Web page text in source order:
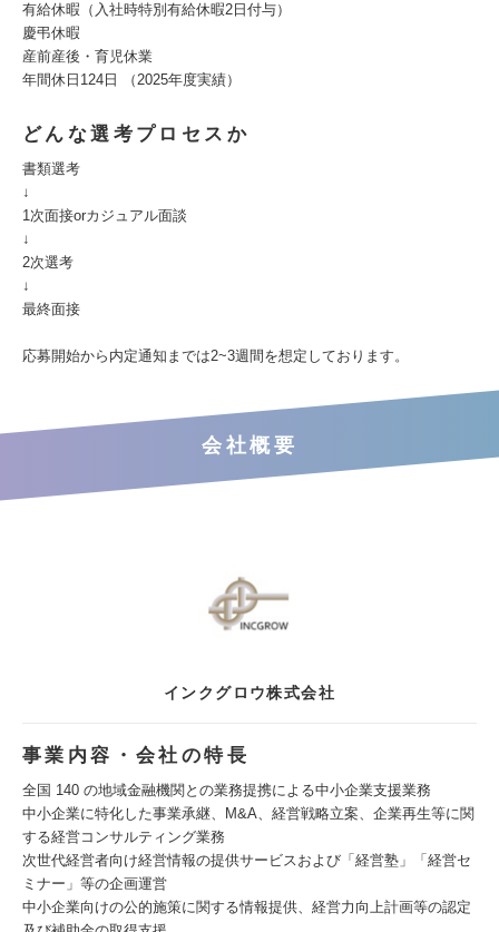
有給休暇（入社時特別有給休暇2日付与）
慶弔休暇
産前産後・育児休業
年間休日124日 （2025年度実績）
どんな選考プロセスか
書類選考
↓
1次面接orカジュアル面談
↓
2次選考
↓
最終面接
応募開始から内定通知までは2~3週間を想定しております。
会社概要
インクグロウ株式会社
事業内容・会社の特長
全国 140 の地域金融機関との業務提携による中小企業支援業務
中小企業に特化した事業承継、M&A、経営戦略立案、企業再生等に関
する経営コンサルティング業務
次世代経営者向け経営情報の提供サービスおよび「経営塾」「経営セ
ミナー」等の企画運営
中小企業向けの公的施策に関する情報提供、経営力向上計画等の認定